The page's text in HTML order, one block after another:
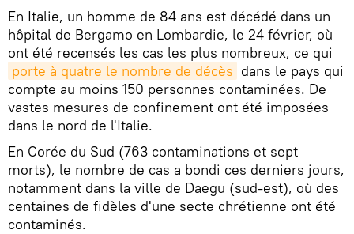
En Italie, un homme de 84 ans est décédé dans un
hôpital de Bergamo en Lombardie, le 24 février, où
ont été recensés les cas les plus nombreux, ce qui
porte à quatre le nombre de décès dans le pays qui
compte au moins 150 personnes contaminées. De
vastes mesures de confinement ont été imposées
dans le nord de l'Italie.
En Corée du Sud (763 contaminations et sept
morts), le nombre de cas a bondi ces derniers jours,
notamment dans la ville de Daegu (sud-est), où des
centaines de fidèles d'une secte chrétienne ont été
contaminés.